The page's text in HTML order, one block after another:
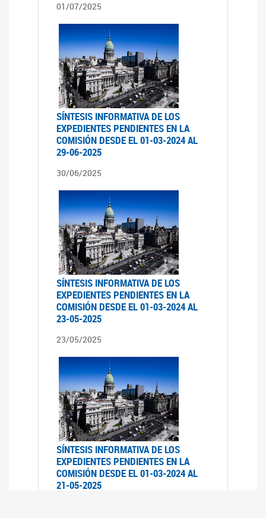
01/07/2025
SÍNTESIS INFORMATIVA DE LOS
EXPEDIENTES PENDIENTES EN LA
COMISIÓN DESDE EL 01-03-2024 AL
29-06-2025
30/06/2025
SÍNTESIS INFORMATIVA DE LOS
EXPEDIENTES PENDIENTES EN LA
COMISIÓN DESDE EL 01-03-2024 AL
23-05-2025
23/05/2025
SÍNTESIS INFORMATIVA DE LOS
EXPEDIENTES PENDIENTES EN LA
COMISIÓN DESDE EL 01-03-2024 AL
21-05-2025